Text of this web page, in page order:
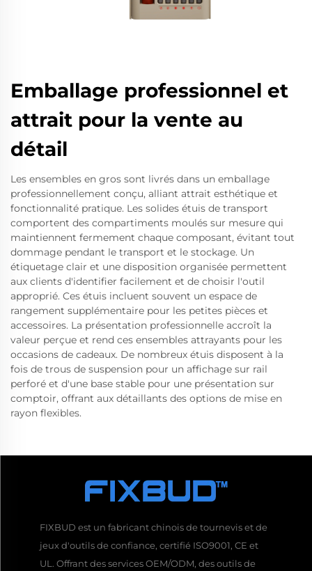
Emballage professionnel et
attrait pour la vente au
détail
Les ensembles en gros sont livrés dans un emballage
professionnellement conçu, alliant attrait esthétique et
fonctionnalité pratique. Les solides étuis de transport
comportent des compartiments moulés sur mesure qui
maintiennent fermement chaque composant, évitant tout
dommage pendant le transport et le stockage. Un
étiquetage clair et une disposition organisée permettent
aux clients d'identifier facilement et de choisir l'outil
approprié. Ces étuis incluent souvent un espace de
rangement supplémentaire pour les petites pièces et
accessoires. La présentation professionnelle accroît la
valeur perçue et rend ces ensembles attrayants pour les
occasions de cadeaux. De nombreux étuis disposent à la
fois de trous de suspension pour un affichage sur rail
perforé et d'une base stable pour une présentation sur
comptoir, offrant aux détaillants des options de mise en
rayon flexibles.
FIXBUD est un fabricant chinois de tournevis et de
jeux d'outils de confiance, certifié ISO9001, CE et
UL. Offrant des services OEM/ODM, des outils de